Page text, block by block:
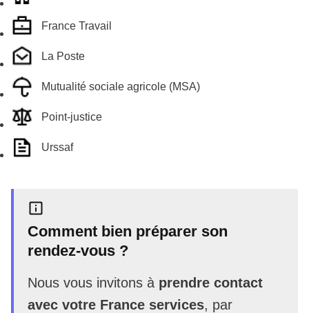
France Travail
La Poste
Mutualité sociale agricole (MSA)
Point-justice
Urssaf
Comment bien préparer son
rendez-vous ?
Nous vous invitons à prendre contact
avec votre France services, par